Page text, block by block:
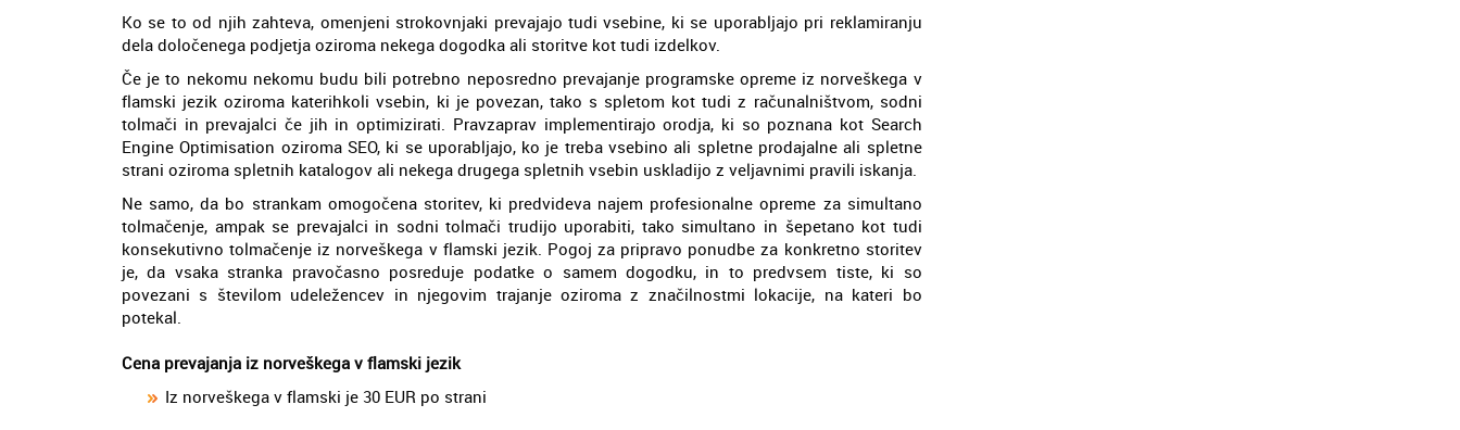
Ko se to od njih zahteva, omenjeni strokovnjaki prevajajo tudi vsebine, ki se uporabljajo pri reklamiranju
dela določenega podjetja oziroma nekega dogodka ali storitve kot tudi izdelkov.
Če je to nekomu nekomu budu bili potrebno neposredno prevajanje programske opreme iz norveškega v
flamski jezik oziroma katerihkoli vsebin, ki je povezan, tako s spletom kot tudi z računalništvom, sodni
tolmači in prevajalci če jih in optimizirati. Pravzaprav implementirajo orodja, ki so poznana kot Search
Engine Optimisation oziroma SEO, ki se uporabljajo, ko je treba vsebino ali spletne prodajalne ali spletne
strani oziroma spletnih katalogov ali nekega drugega spletnih vsebin uskladijo z veljavnimi pravili iskanja.
Ne samo, da bo strankam omogočena storitev, ki predvideva najem profesionalne opreme za simultano
tolmačenje, ampak se prevajalci in sodni tolmači trudijo uporabiti, tako simultano in šepetano kot tudi
konsekutivno tolmačenje iz norveškega v flamski jezik. Pogoj za pripravo ponudbe za konkretno storitev
je, da vsaka stranka pravočasno posreduje podatke o samem dogodku, in to predvsem tiste, ki so
povezani s številom udeležencev in njegovim trajanje oziroma z značilnostmi lokacije, na kateri bo
potekal.
Cena prevajanja iz norveškega v flamski jezik
Iz norveškega v flamski je 30 EUR po strani